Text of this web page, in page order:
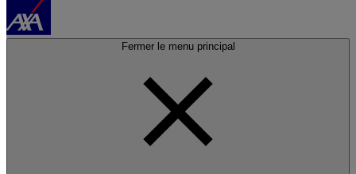
Fermer le menu principal